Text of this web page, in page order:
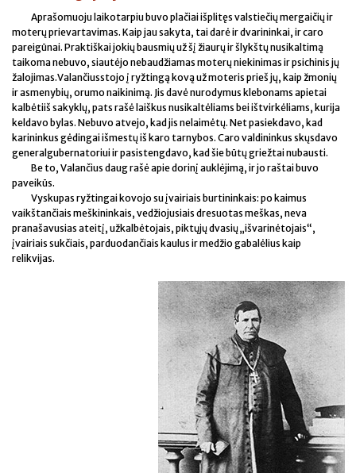
Aprašomuoju laikotarpiu buvo plačiai išplitęs valstiečių mergaičių ir
moterų prievartavimas. Kaip jau sakyta, tai darė ir dvarininkai, ir caro
pareigūnai. Praktiškai jokių bausmių už šį žiaurų ir šlykštų nusikaltimą
taikoma nebuvo, siautėjo nebaudžiamas moterų niekinimas ir psichinis jų
žalojimas.Valančiusstojo į ryžtingą kovą už moteris prieš jų, kaip žmonių
ir asmenybių, orumo naikinimą. Jis davė nurodymus klebonams apietai
kalbėtiiš sakyklų, pats rašė laiškus nusikaltėliams bei ištvirkėliams, kurija
keldavo bylas. Nebuvo atvejo, kad jis nelaimėtų. Net pasiekdavo, kad
karininkus gėdingai išmestų iš karo tarnybos. Caro valdininkus skųsdavo
generalgubernatoriui ir pasistengdavo, kad šie būtų griežtai nubausti.
Be to, Valančius daug rašė apie dorinį auklėjimą, ir jo raštai buvo
paveikūs.
Vyskupas ryžtingai kovojo su įvairiais burtininkais: po kaimus
vaikštančiais meškininkais, vedžiojusiais dresuotas meškas, neva
pranašavusias ateitį, užkalbėtojais, piktųjų dvasių „išvarinėtojais“,
įvairiais sukčiais, parduodančiais kaulus ir medžio gabalėlius kaip
relikvijas.